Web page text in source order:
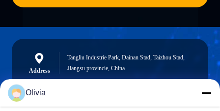
Address
Tangliu Industrie Park, Dainan Stad, Taizhou Stad,
Jiangsu provincie, China
Olivia